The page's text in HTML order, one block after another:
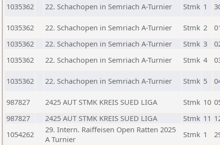
1035362
22. Schachopen in Semriach A-Turnier Stmk 1
1035362 22. Schachopen in Semriach A-Turnier Stmk 2
1035362
22. Schachopen in Semriach A-Turnier Stmk 3
1035362
22. Schachopen in Semriach A-Turnier Stmk 4
1035362 22. Schachopen in Semriach A-Turnier Stmk 5
987827 2425 AUT STMK KREIS SUED LIGA Stmk 10
987827
2425 AUT STMK KREIS SUED LIGA Stmk 11
1054262
29. Intern. Raiffeisen Open Ratten 2025
A Turnier
Stmk 1